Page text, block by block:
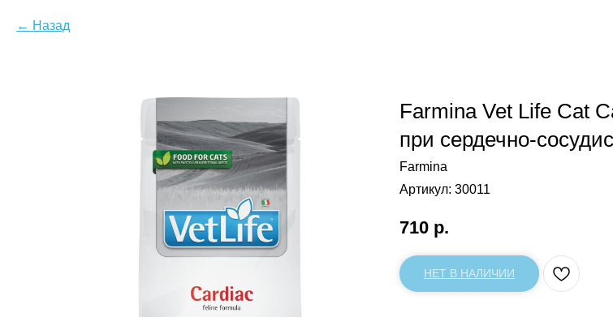
Назад
Farmina Vet Life Cat
при сердечно-
Farmina
Артикул: 30011
710 р.
НЕТ В НАЛИЧИИ